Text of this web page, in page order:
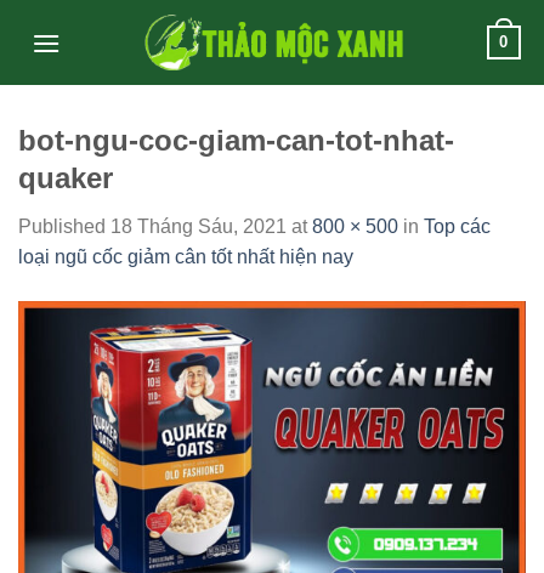
0
bot-ngu-coc-giam-can-tot-nhat-
quaker
Published 18 Tháng Sáu, 2021 at800 × 500 in Top các
loại ngũ cốc giảm cân tốt nhất hiện nay